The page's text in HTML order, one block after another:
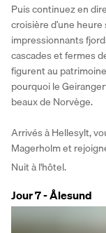
Puis continuez en
croisière d’une
impressionnants
cascades et fermes
figurent au
pourquoi le
beaux de Norvège.
Arrivés à Hellesylt,
Magerholm et
Nuit à l'hôtel.
Jour 7 - Ålesund